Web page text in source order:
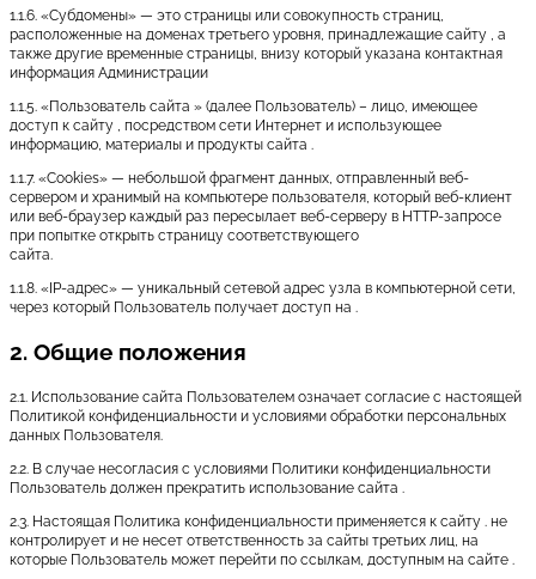
1.1.6. «Субдомены» — это страницы или совокупность страниц,
расположенные на доменах третьего уровня, принадлежащие сайту , а
также другие временные страницы, внизу который указана контактная
информация Администрации
1.1.5. «Пользователь сайта » (далее Пользователь) – лицо, имеющее
доступ к сайту , посредством сети Интернет и использующее
информацию, материалы и продукты сайта .
1.1.7. «Cookies» — небольшой фрагмент данных, отправленный веб-
сервером и хранимый на компьютере пользователя, который веб-клиент
или веб-браузер каждый раз пересылает веб-серверу в HTTP-запросе
при попытке открыть страницу соответствующего
сайта.
1.1.8. «IP-адрес» — уникальный сетевой адрес узла в компьютерной сети,
через который Пользователь получает доступ на .
2. Общие положения
2.1. Использование сайта Пользователем означает согласие с настоящей
Политикой конфиденциальности и условиями обработки персональных
данных Пользователя.
2.2. В случае несогласия с условиями Политики конфиденциальности
Пользователь должен прекратить использование сайта .
2.3. Настоящая Политика конфиденциальности применяется к сайту . не
контролирует и не несет ответственность за сайты третьих лиц, на
которые Пользователь может перейти по ссылкам, доступным на сайте .